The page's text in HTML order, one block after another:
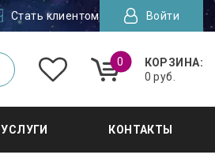
Стать клиентом Войти
0
КОРЗИНА:
0 руб.
УСЛУГИ КОНТАКТЫ